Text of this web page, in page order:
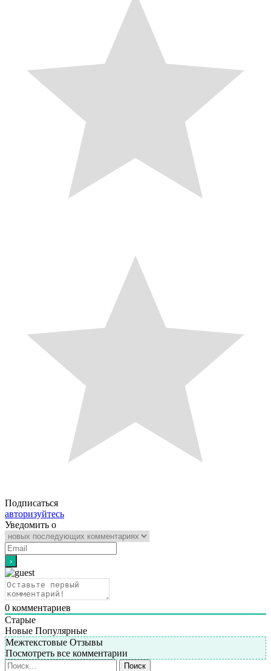
Подписаться
авторизуйтесь
Уведомить о
0 комментариев
Старые
Новые Популярные
Межтекстовые Отзывы
Посмотреть все комментарии